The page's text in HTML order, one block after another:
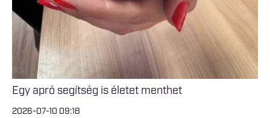
Egy apró segítség is életet menthet
2026-07-10 09:18